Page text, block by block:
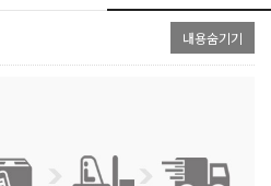
내용숨기기